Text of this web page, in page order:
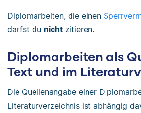
Diplomarbeiten, die einen
darfst du nicht zitieren.
Diplomarbeiten als
Text und im
Die Quellenangabe einer
Literaturverzeichnis ist abhängig